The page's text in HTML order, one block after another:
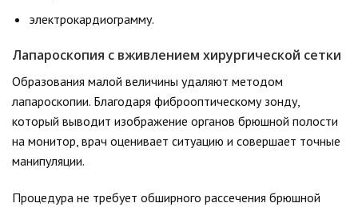
электрокардиограмму.
Лапароскопия с вживлением хирургической сетки
Образования малой величины удаляют методом
лапароскопии. Благодаря фиброоптическому зонду,
который выводит изображение органов брюшной полости
на монитор, врач оценивает ситуацию и совершает точные
манипуляции.
Процедура не требует обширного рассечения брюшной